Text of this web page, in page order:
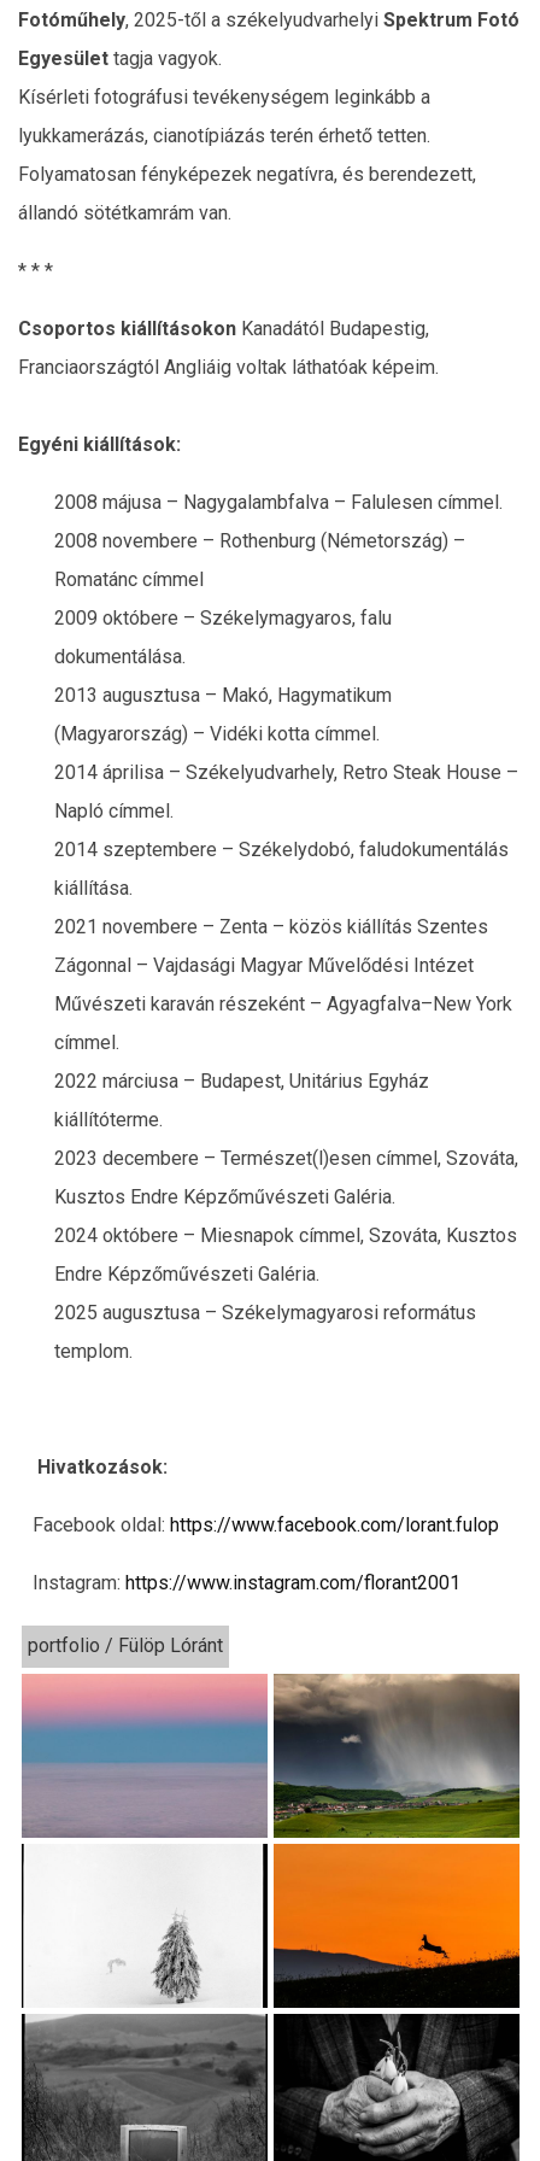
Fotóműhely, 2025-től a székelyudvarhelyi Spektrum Fotó
Egyesület tagja vagyok.
Kísérleti fotográfusi tevékenységem leginkább a
lyukkamerázás, cianotípiázás terén érhető tetten.
Folyamatosan fényképezek negatívra, és berendezett,
állandó sötétkamrám van.
* * *
Csoportos kiállításokon Kanadától Budapestig,
Franciaországtól Angliáig voltak láthatóak képeim.
Egyéni kiállítások:
2008 májusa – Nagygalambfalva – Falulesen címmel.
2008 novembere – Rothenburg (Németország) –
Romatánc címmel
2009 októbere – Székelymagyaros, falu
dokumentálása.
2013 augusztusa – Makó, Hagymatikum
(Magyarország) – Vidéki kotta címmel.
2014 áprilisa – Székelyudvarhely, Retro Steak House –
Napló címmel.
2014 szeptembere – Székelydobó, faludokumentálás
kiállítása.
2021 novembere – Zenta – közös kiállítás Szentes
Zágonnal – Vajdasági Magyar Művelődési Intézet
Művészeti karaván részeként – Agyagfalva–New York
címmel.
2022 márciusa – Budapest, Unitárius Egyház
kiállítóterme.
2023 decembere – Természet(l)esen címmel, Szováta,
Kusztos Endre Képzőművészeti Galéria.
2024 októbere – Miesnapok címmel, Szováta, Kusztos
Endre Képzőművészeti Galéria.
2025 augusztusa – Székelymagyarosi református
templom.
Hivatkozások:
Facebook oldal: https://www.facebook.com/lorant.fulop
Instagram: https://www.instagram.com/florant2001
portfolio / Fülöp Lóránt